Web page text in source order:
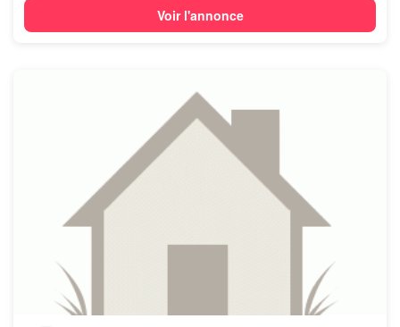
Voir l'annonce